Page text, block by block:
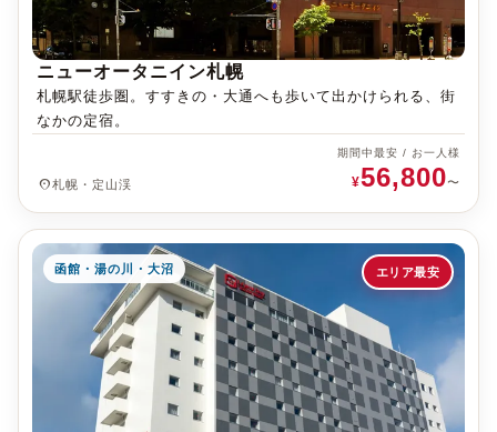
ニューオータニイン札幌
札幌駅徒歩圏。すすきの・大通へも歩いて出かけられる、街
なかの定宿。
place札幌・定山渓
期間中最安 / お一人様
¥56,800〜
函館・湯の川・大沼 エリア最安